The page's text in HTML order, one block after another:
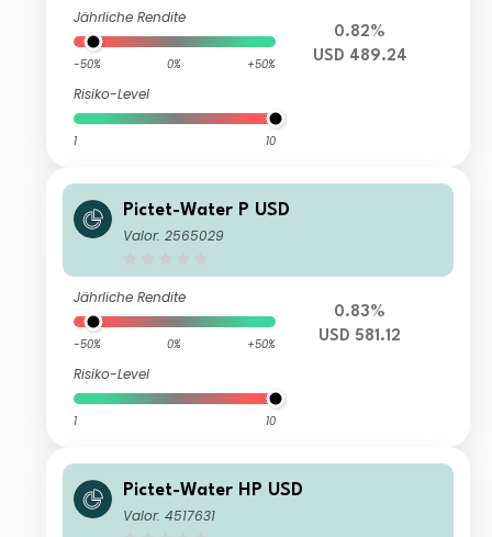
Jährliche Rendite
-50% 0% +50%
Risiko-Level
1 10
0.82%
USD 489.24
Pictet-Water P USD
Valor: 2565029
Jährliche Rendite
-50% 0% +50%
Risiko-Level
1 10
0.83%
USD 581.12
Pictet-Water HP USD
Valor: 4517631